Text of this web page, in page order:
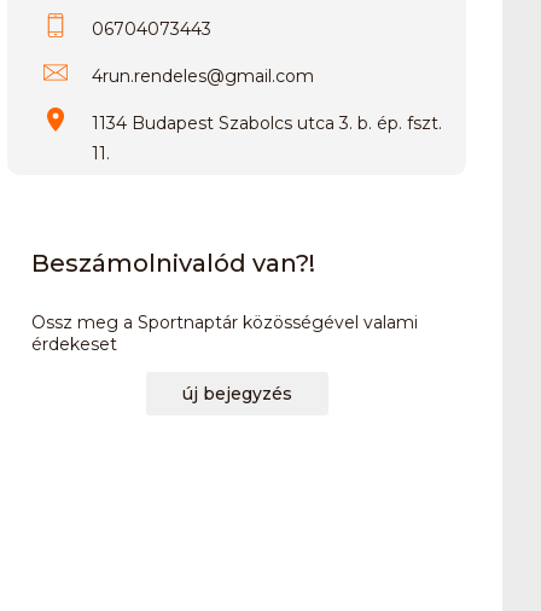
06704073443
4run.rendeles@gmail.com
1134 Budapest Szabolcs utca 3. b. ép. fszt.
11.
Beszámolnivalód van?!
Ossz meg a Sportnaptár közösségével valami
érdekeset
új bejegyzés